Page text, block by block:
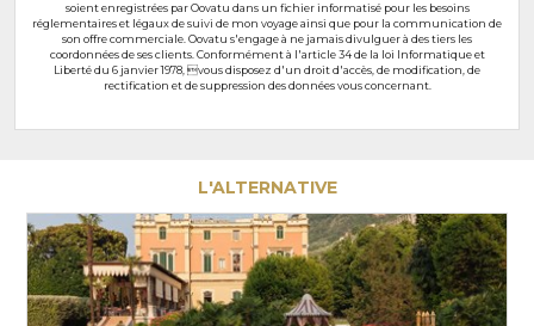
soient enregistrées par Oovatu dans un fichier informatisé pour les besoins
réglementaires et légaux de suivi de mon voyage ainsi que pour la communication de
son offre commerciale. Oovatu s'engage à ne jamais divulguer à des tiers les
coordonnées de ses clients. Conformément à l'article 34 de la loi Informatique et
Liberté du 6 janvier 1978, vous disposez d'un droit d'accès, de modification, de
rectification et de suppression des données vous concernant.
L'ALTERNATIVE